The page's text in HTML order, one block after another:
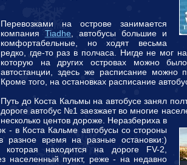
Перевозками на острове занимается
компания Tiadhe , автобусы большие и
комфортабельные, но ходят весьма
редко, где-то раз в полчаса. Нигде не мог
которую на других островах можно
автостанции, здесь же расписание можно
Кроме того, на остановках расписание
Путь до Коста Кальмы на автобусе занял
дороге автобус №1 заезжает во многие
несколько центов дороже. Неразбериха в
- в Коста Кальме автобусы со стороны
разное время на разные остановки:)
находится на дороге FV-2,
населенный пункт, реже - на недавно